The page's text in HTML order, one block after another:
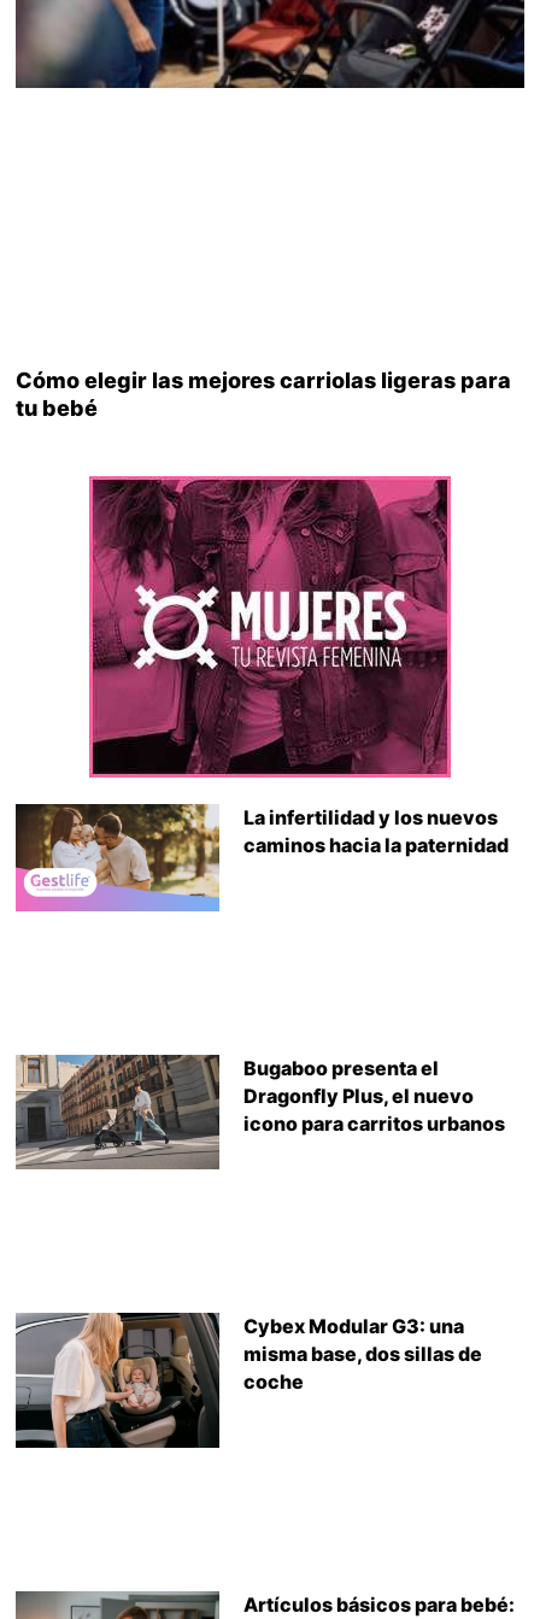
Cómo elegir las mejores carriolas ligeras para
tu bebé
La infertilidad y los nuevos
caminos hacia la paternidad
Bugaboo presenta el
Dragonfly Plus, el nuevo
icono para carritos urbanos
Cybex Modular G3: una
misma base, dos sillas de
coche
Artículos básicos para bebé: